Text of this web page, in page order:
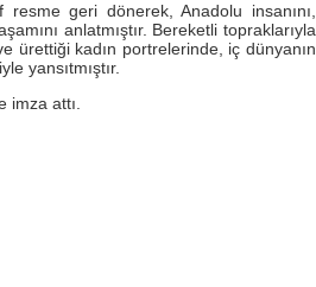
geri dönerek, Anadolu insanını,
anlatmıştır. Bereketli topraklarıyla
ürettiği kadın portrelerinde, iç dünyanın
yansıtmıştır.
imza attı.